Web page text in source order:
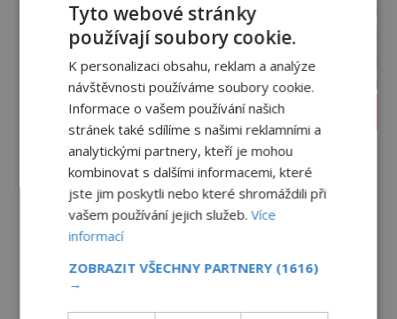
PROLISTOVAT ČASOPIS
Tyto webové stránky
používají soubory cookie.
K personalizaci obsahu, reklam a analýze
návštěvnosti používáme soubory cookie.
Informace o vašem používání našich
stránek také sdílíme s našimi reklamními a
analytickými partnery, kteří je mohou
kombinovat s dalšími informacemi, které
jste jim poskytli nebo které shromáždili při
vašem používání jejich služeb.Více
informací
ZOBRAZIT VŠECHNY PARTNERY (1616)
→